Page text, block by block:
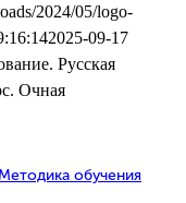
2024/05/logo-
2025-09-17
Русская
Очная
обучения